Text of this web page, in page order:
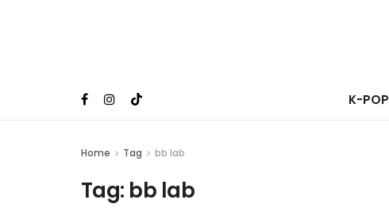
K-POP
Home Tag bb lab
Tag: bb lab